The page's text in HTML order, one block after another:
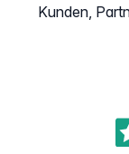
Kunden,